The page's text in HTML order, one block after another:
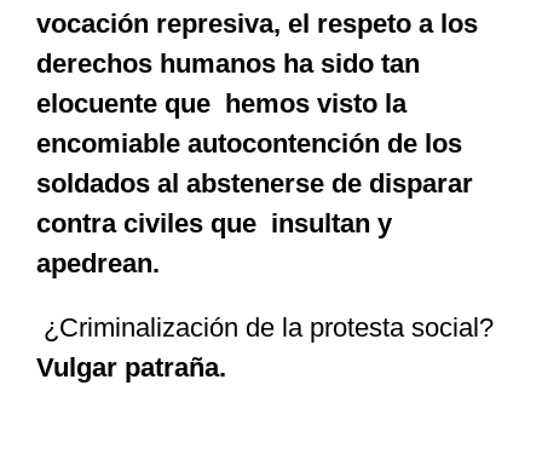
vocación represiva, el respeto a los
derechos humanos ha sido tan
elocuente que hemos visto la
encomiable autocontención de los
soldados al abstenerse de disparar
contra civiles que insultan y
apedrean.
¿Criminalización de la protesta social?
Vulgar patraña.